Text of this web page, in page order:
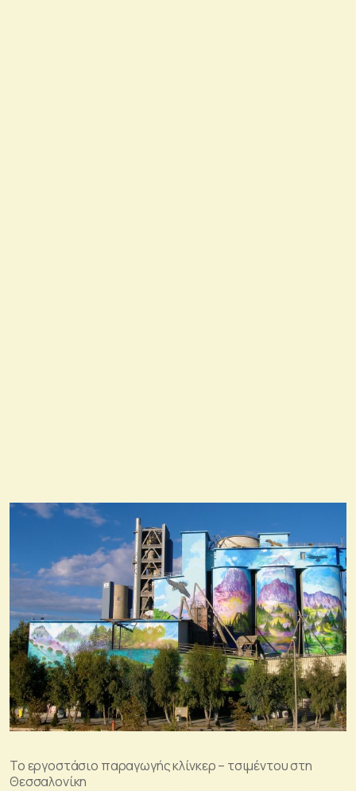
Το εργοστάσιο παραγωγής κλίνκερ – τσιμέντου στη
Θεσσαλονίκη